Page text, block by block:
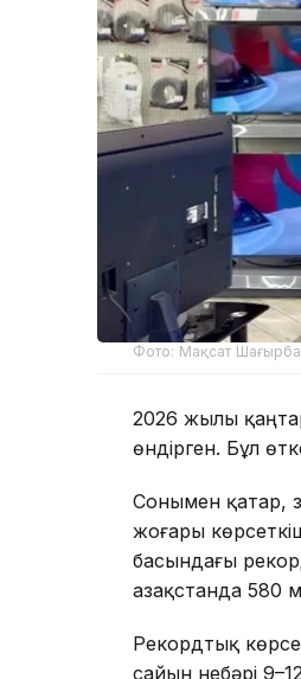
Фото: Мақсат
2026 жылы
өндірген. Бұл
Сонымен қатар,
жоғары
басындағы
Қазақстанда
Рекордтық
сайын небәрі